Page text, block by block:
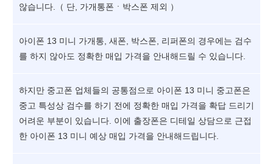
않습니다.（ 단, 가개통폰ㆍ박스폰 제외 ）
아이폰 13 미니 가개통, 새폰, 박스폰, 리퍼폰의 경우에는 검수
를 하지 않아도 정확한 매입 가격을 안내해드릴 수 있습니다.
하지만 중고폰 업체들의 공통점으로 아이폰 13 미니 중고폰은
중고 특성상 검수를 하기 전에 정확한 매입 가격을 확답 드리기
어려운 부분이 있습니다. 이에 출장폰은 디테일 상담으로 근접
한 아이폰 13 미니 예상 매입 가격을 안내해드립니다.